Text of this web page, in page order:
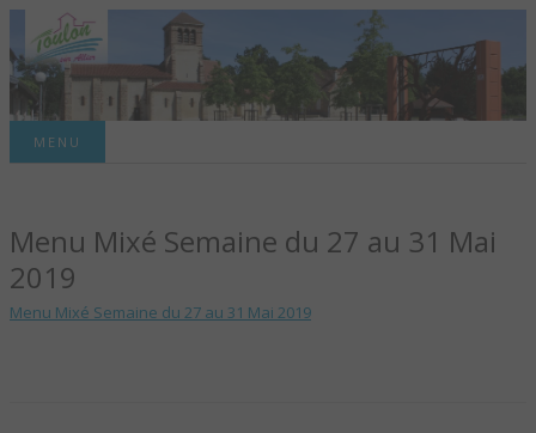
TOULON-SUR-
ALLIER – SITE
OFFICIEL DE LA
MENU
Menu Mixé Semaine du 27 au 31 Mai
2019
Menu Mixé Semaine du 27 au 31 Mai 2019